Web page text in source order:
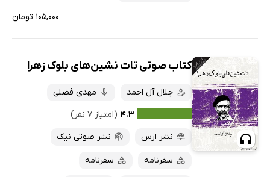
۱۰۵,۰۰۰ تومان
کتاب صوتی تات نشین‌های بلوک زهرا
جلال آل احمد
مهدی فضلی
۴.۳ (امتیاز ۷ نفر)
نشر ارس
نشر صوتی نیک
سفرنامه سفرنامه